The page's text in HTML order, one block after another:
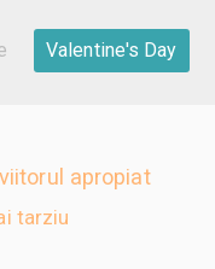
Valentine's Day
apropiat
tarziu